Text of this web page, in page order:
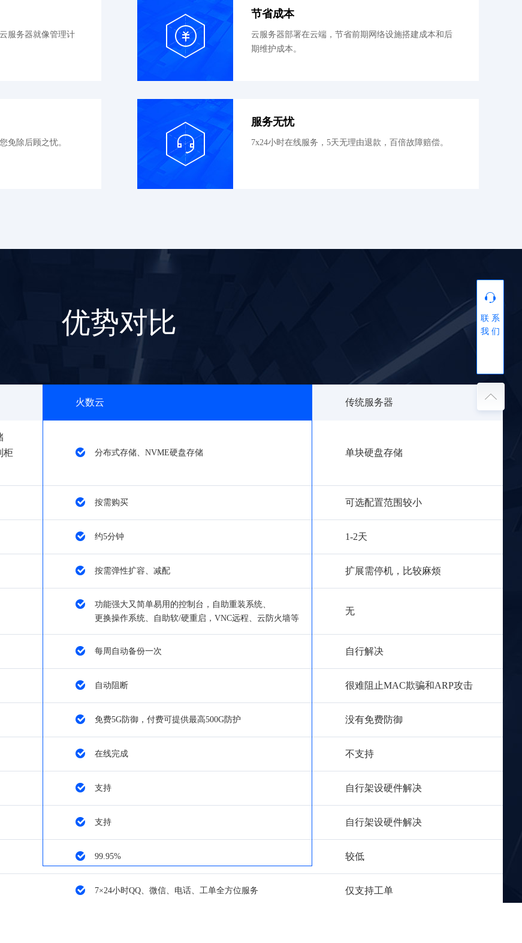
服务器就像管理计
节省成本
云服务器部署在云端，节省前期网络设施搭建成本和后
期维护成本。
免除后顾之忧。
服务无忧
7x24小时在线服务，5天无理由退款，百倍故障赔偿。
优势对比
火数云 传统服务器
柜
分布式存储、NVME硬盘存储 单块硬盘存储
按需购买 可选配置范围较小
约5分钟 1-2天
按需弹性扩容、减配 扩展需停机，比较麻烦
功能强大又简单易用的控制台，自助重装系统、
更换操作系统、自助软/硬重启，VNC远程、云防火墙等
无
每周自动备份一次 自行解决
自动阻断 很难阻止MAC欺骗和ARP攻击
免费5G防御，付费可提供最高500G防护 没有免费防御
在线完成 不支持
支持 自行架设硬件解决
支持 自行架设硬件解决
99.95% 较低
7×24小时QQ、微信、电话、工单全方位服务 仅支持工单
联 系
我 们